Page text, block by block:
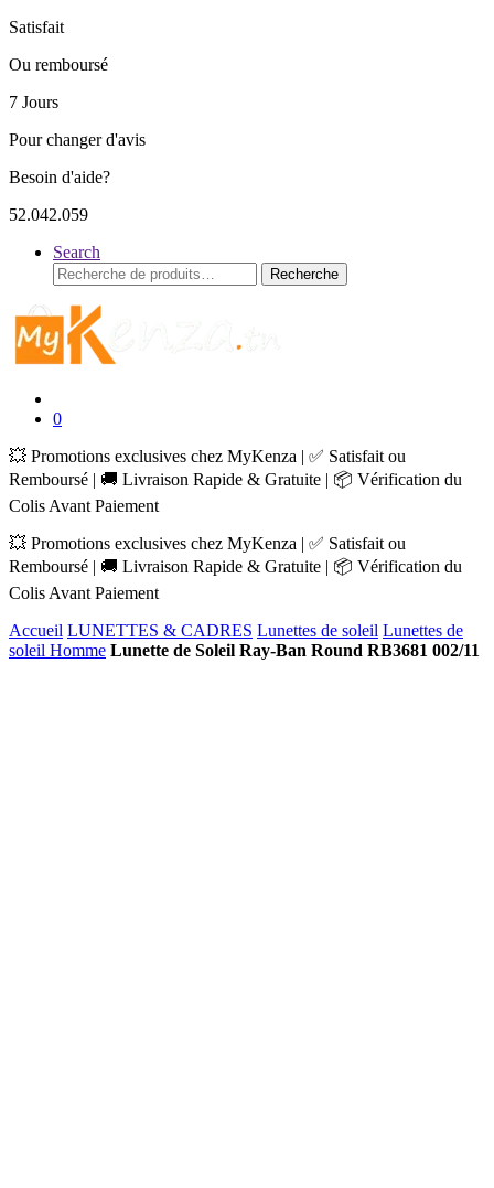
Satisfait
Ou remboursé
7 Jours
Pour changer d'avis
Besoin d'aide?
52.042.059
Search
Recherche
pour :
Recherche
0
💥 Promotions exclusives chez MyKenza | ✅ Satisfait ou
Remboursé | 🚚 Livraison Rapide & Gratuite | 📦 Vérification du
Colis Avant Paiement
💥 Promotions exclusives chez MyKenza | ✅ Satisfait ou
Remboursé | 🚚 Livraison Rapide & Gratuite | 📦 Vérification du
Colis Avant Paiement
Accueil LUNETTES & CADRES Lunettes de soleil Lunettes de
soleil Homme Lunette de Soleil Ray-Ban Round RB3681 002/11